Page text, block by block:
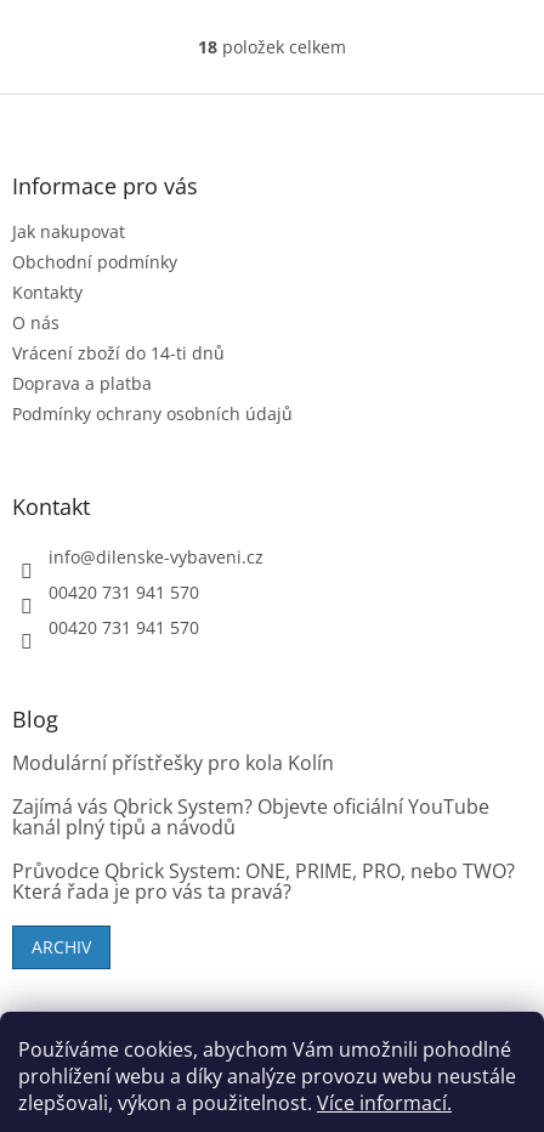
Používáme cookies, abychom Vám umožnili pohodlné
prohlížení webu a díky analýze provozu webu neustále
zlepšovali, výkon a použitelnost. Více informací.
O
l
p
i
18 položek celkem
Z
Informace pro vás
Jak nakupovat
Obchodní podmínky
Kontakty
O nás
Vrácení zboží do 14-ti dnů
Doprava a platba
Podmínky ochrany osobních údajů
Kontakt
info@dilenske-vybaveni.cz
00420 731 941 570
00420 731 941 570
Blog
Modulární přístřešky pro kola Kolín
Zajímá vás Qbrick System? Objevte oficiální YouTube
kanál plný tipů a návodů
Průvodce Qbrick System: ONE, PRIME, PRO, nebo TWO?
Která řada je pro vás ta pravá?
ARCHIV